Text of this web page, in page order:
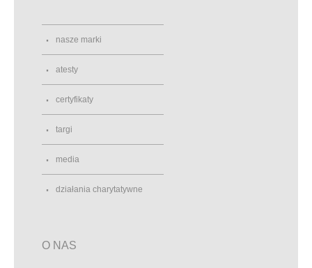
nasze marki
atesty
certyfikaty
targi
media
działania charytatywne
O NAS